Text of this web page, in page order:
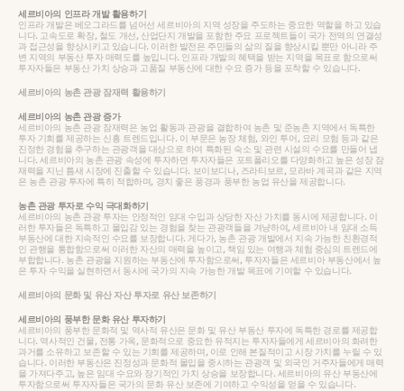
세르비아의 인프라 개발 활용하기
인프라 개발은 베오그라드를 넘어선 세르비아의 지역 성장을 주도하는 중요한 역할을 하고 있습
니다. 고속도로 확장, 철도 개선, 산업단지 개발을 포함한 주요 프로젝트들이 국가 전역의 연결성
과 접근성을 향상시키고 있습니다. 이러한 발전은 주민들의 삶의 질을 향상시킬 뿐만 아니라 주
변 지역의 부동산 투자 매력도를 높입니다. 인프라 개발의 혜택을 받는 지역을 목표로 함으로써
투자자들은 부동산 가치 상승과 고품질 부동산에 대한 수요 증가 등을 포착할 수 있습니다.
세르비아의 농촌 관광 잠재력 활용하기
세르비아의 농촌 관광 증가
세르비아의 농촌 관광 잠재력은 농업 활동과 관광을 결합하여 농촌 및 준농촌 지역에서 독특한
투자 기회를 제공하는 신흥 트렌드입니다. 이 부문은 농장 체험, 와인 투어, 요리 모험 등과 같은
진정한 경험을 추구하는 관광객을 대상으로 하여 특화된 숙소 및 관련 시설의 수요를 만들어 냅
니다. 세르비아의 농촌 관광 속성에 투자하면 투자자들은 포트폴리오를 다양화하고 높은 성장 잠
재력을 지닌 틈새 시장에 진출할 수 있습니다. 보이보디나, 즈라티보르, 모라바 계곡과 같은 지역
은 농촌 관광 투자에 특히 적합하며, 경치 좋은 풍경과 풍부한 농업 유산을 제공합니다.
농촌 관광 투자로 수익 극대화하기
세르비아의 농촌 관광 투자는 안정적인 임대 수입과 상당한 자산 가치를 동시에 제공합니다. 이
러한 투자들은 독특하고 몰입감 있는 경험을 찾는 관광객들을 겨냥하여, 세르비아 내 임대 소득
부동산에 대한 지속적인 수요를 보장합니다. 게다가, 농촌 관광 개발에서 지속 가능한 친환경적
인 관행을 통합함으로써 이러한 자산의 매력을 높이고, 책임 있는 여행과 체험 중심의 트렌드에
부합합니다. 농촌 관광을 지원하는 부동산에 투자함으로써, 투자자들은 세르비아 부동산에서 높
은 투자 수익을 실현하면서 동시에 국가의 지속 가능한 개발 목표에 기여할 수 있습니다.
세르비아의 문화 및 유산 자산 투자로 유산 보존하기
세르비아의 풍부한 문화 유산 투자하기
세르비아의 풍부한 문화적 및 역사적 유산은 문화 및 유산 부동산 투자에 독특한 경로를 제공합
니다. 역사적인 건물, 전통 가옥, 문화적으로 중요한 유적지는 투자자들에게 세르비아의 화려한
과거를 소유하고 보존할 수 있는 기회를 제공하며, 이로 인해 본질적이고 시장 가치를 누릴 수 있
습니다. 이러한 부동산은 진정성과 문화적 몰입을 중시하는 관광객 및 외국인 거주자들에게 매력
을 가져다주고, 높은 임대 수요와 장기적인 가치 상승을 보장합니다. 세르비아의 유산 부동산에
투자함으로써 투자자들은 국가의 문화 유산 보존에 기여하고 수익성을 얻을 수 있습니다.